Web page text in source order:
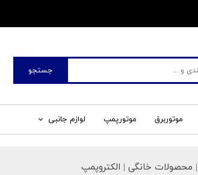
جستجو
موتوربرق موتورپمپ لوازم جانبی
| محصولات خانگی | الکتروپمپ